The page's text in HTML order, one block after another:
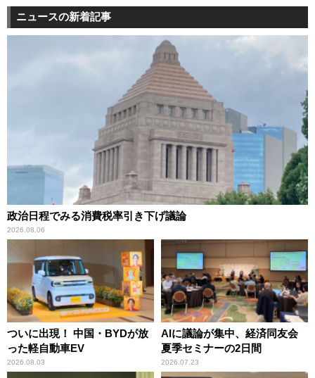
ニュースの新着記事
政治日程でみる消費税率引き下げ議論
2026.08.06
ついに出現！ 中国・BYDが放
った軽自動車EV
2026.08.03
AIに議論が集中、経済同友会
夏季セミナーの2日間
2026.07.23